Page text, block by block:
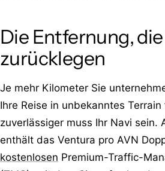
Die Entfernung, die
zurücklegen
Je mehr Kilometer Sie
Ihre Reise in unbekanntes
zuverlässiger muss Ihr Navi sein.
enthält das Ventura pro AVN
kostenlosen Premium-Traffic-